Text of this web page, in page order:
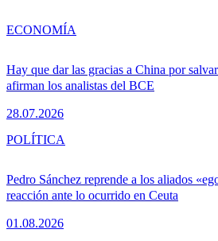
Hay que dar las gracias a China por
afirman los analistas del BCE
28.07.2026
ECONOMÍA
Pedro Sánchez reprende a los aliados
reacción ante lo ocurrido en Ceuta
01.08.2026
POLÍTICA